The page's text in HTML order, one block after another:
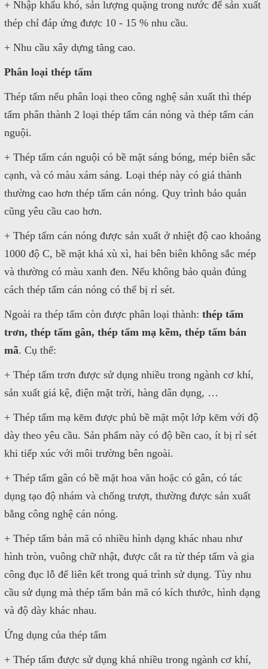
+ Nhập khẩu khó, sản lượng quặng trong nước để sản xuất
thép chỉ đáp ứng được 10 - 15 % nhu cầu.
+ Nhu cầu xây dựng tăng cao.
Phân loại thép tấm
Thép tấm nếu phân loại theo công nghệ sản xuất thì thép
tấm phân thành 2 loại thép tấm cán nóng và thép tấm cán
nguội.
+ Thép tấm cán nguội có bề mặt sáng bóng, mép biên sắc
cạnh, và có màu xám sáng. Loại thép này có giá thành
thường cao hơn thép tấm cán nóng. Quy trình bảo quản
cũng yêu cầu cao hơn.
+ Thép tấm cán nóng được sản xuất ở nhiệt độ cao khoảng
1000 độ C, bề mặt khá xù xì, hai bên biên không sắc mép
và thường có màu xanh đen. Nếu không bảo quản đúng
cách thép tấm cán nóng có thể bị rỉ sét.
Ngoài ra thép tấm còn được phân loại thành: thép tấm
trơn, thép tấm gân, thép tấm mạ kẽm, thép tấm bản
mã. Cụ thể:
+ Thép tấm trơn được sử dụng nhiều trong ngành cơ khí,
sản xuất giá kệ, điện mặt trời, hàng dân dụng, …
+ Thép tấm mạ kẽm được phủ bề mặt một lớp kẽm với độ
dày theo yêu cầu. Sản phẩm này có độ bền cao, ít bị rỉ sét
khi tiếp xúc với môi trường bên ngoài.
+ Thép tấm gân có bề mặt hoa văn hoặc có gân, có tác
dụng tạo độ nhám và chống trượt, thường được sản xuất
bằng công nghệ cán nóng.
+ Thép tấm bản mã có nhiều hình dạng khác nhau như
hình tròn, vuông chữ nhật, được cắt ra từ thép tấm và gia
công đục lỗ để liên kết trong quá trình sử dụng. Tùy nhu
cầu sử dụng mà thép tấm bản mã có kích thước, hình dạng
và độ dày khác nhau.
Ứng dụng của thép tấm
+ Thép tấm được sử dụng khá nhiều trong ngành cơ khí,